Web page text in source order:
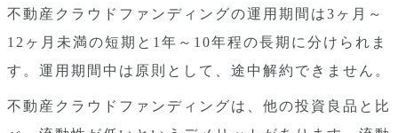
不動産クラウドファンディングの運用期間は3ヶ月～
12ヶ月未満の短期と1年～10年程の長期に分けられま
す。運用期間中は原則として、途中解約できません。
不動産クラウドファンディングは、他の投資良品と比